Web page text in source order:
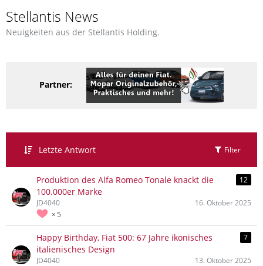
Stellantis News
Neuigkeiten aus der Stellantis Holding.
Partner:
Letzte Antwort Filter
Produktion des Alfa Romeo Tonale knackt die
100.000er Marke
12
5
JD4040 16. Oktober 2025
Happy Birthday, Fiat 500: 67 Jahre ikonisches
italienisches Design
7
JD4040 13. Oktober 2025